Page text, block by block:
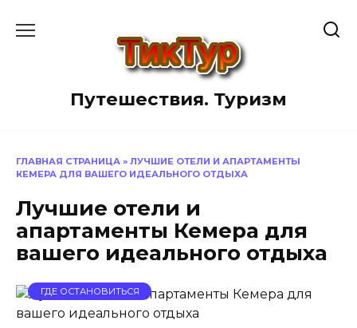
Путешествия. Туризм
ГЛАВНАЯ СТРАНИЦА » ЛУЧШИЕ ОТЕЛИ И АПАРТАМЕНТЫ
КЕМЕРА ДЛЯ ВАШЕГО ИДЕАЛЬНОГО ОТДЫХА
Лучшие отели и
апартаменты Кемера для
вашего идеального отдыха
ГДЕ ОСТАНОВИТЬСЯ